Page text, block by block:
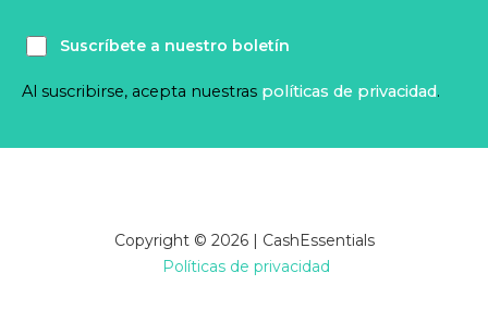
Suscríbete a nuestro boletín
Al suscribirse, acepta nuestras políticas de privacidad.
Copyright © 2026 | CashEssentials
Políticas de privacidad